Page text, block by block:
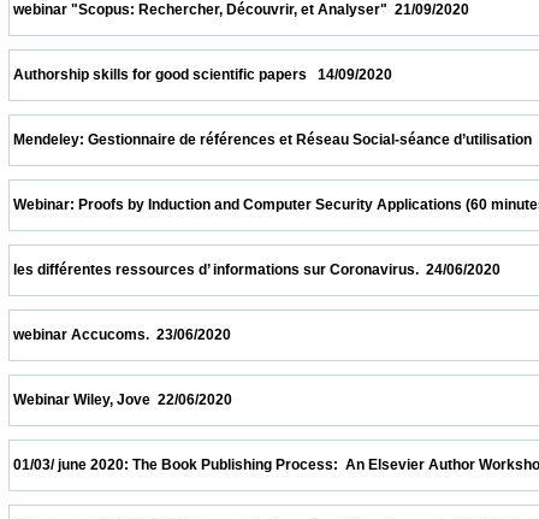
webinar "Scopus: Rechercher, Découvrir, et Analyser"  21/09/
Authorship skills for good scientific papers   14/09/2020
Mendeley: Gestionnaire de références et Réseau Social-séance
Webinar: Proofs by Induction and Computer Security Applications
les différentes ressources d’ informations sur Coronavirus.  24/
webinar Accucoms.  23/06/2020
Webinar Wiley, Jove  22/06/2020
01/03/ june 2020: The Book Publishing Process:  An Elsevier